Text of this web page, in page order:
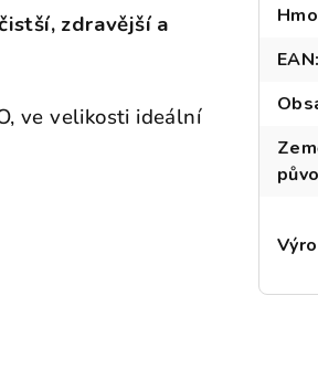
zdravější a
ve velikosti ideální
EAN: